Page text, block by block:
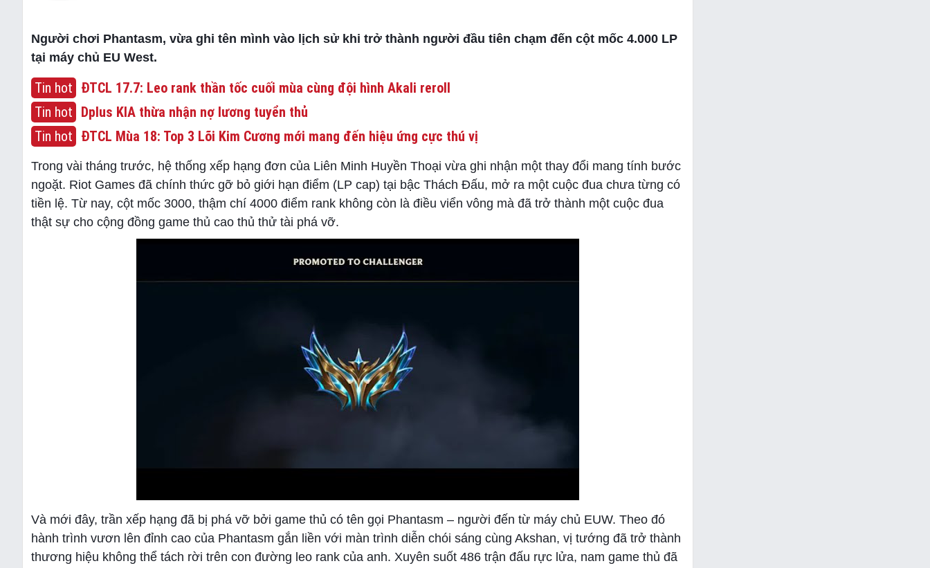
Người chơi Phantasm, vừa ghi tên mình vào lịch sử khi trở thành người đầu tiên chạm đến cột mốc 4.000 LP
tại máy chủ EU West.
Tin hot ĐTCL 17.7: Leo rank thần tốc cuối mùa cùng đội hình Akali reroll
Tin hot Dplus KIA thừa nhận nợ lương tuyển thủ
Tin hot ĐTCL Mùa 18: Top 3 Lõi Kim Cương mới mang đến hiệu ứng cực thú vị
Trong vài tháng trước, hệ thống xếp hạng đơn của Liên Minh Huyền Thoại vừa ghi nhận một thay đổi mang tính bước
ngoặt. Riot Games đã chính thức gỡ bỏ giới hạn điểm (LP cap) tại bậc Thách Đấu, mở ra một cuộc đua chưa từng có
tiền lệ. Từ nay, cột mốc 3000, thậm chí 4000 điểm rank không còn là điều viển vông mà đã trở thành một cuộc đua
thật sự cho cộng đồng game thủ cao thủ thử tài phá vỡ.
Và mới đây, trần xếp hạng đã bị phá vỡ bởi game thủ có tên gọi Phantasm – người đến từ máy chủ EUW. Theo đó
hành trình vươn lên đỉnh cao của Phantasm gắn liền với màn trình diễn chói sáng cùng Akshan, vị tướng đã trở thành
thương hiệu không thể tách rời trên con đường leo rank của anh. Xuyên suốt 486 trận đấu rực lửa, nam game thủ đã